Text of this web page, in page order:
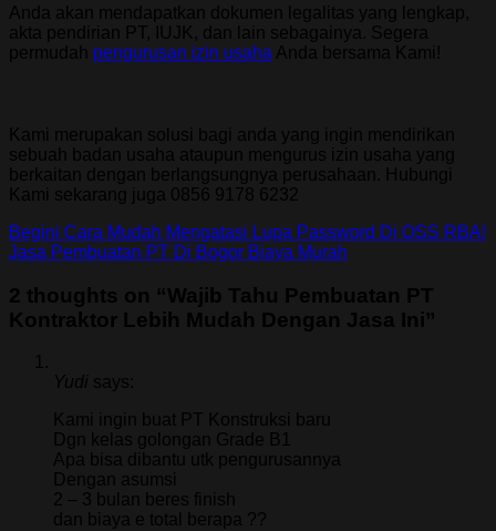
Anda akan mendapatkan dokumen legalitas yang lengkap,
akta pendirian PT, IUJK, dan lain sebagainya. Segera
permudah pengurusan izin usaha Anda bersama Kami!
Kami merupakan solusi bagi anda yang ingin mendirikan
sebuah badan usaha ataupun mengurus izin usaha yang
berkaitan dengan berlangsungnya perusahaan. Hubungi
Kami sekarang juga 0856 9178 6232
Begini Cara Mudah Mengatasi Lupa Password Di OSS RBA!
Jasa Pembuatan PT Di Bogor Biaya Murah
2 thoughts on “Wajib Tahu Pembuatan PT
Kontraktor Lebih Mudah Dengan Jasa Ini”
Yudi says:
Kami ingin buat PT Konstruksi baru
Dgn kelas golongan Grade B1
Apa bisa dibantu utk pengurusannya
Dengan asumsi
2 – 3 bulan beres finish
dan biaya e total berapa ??